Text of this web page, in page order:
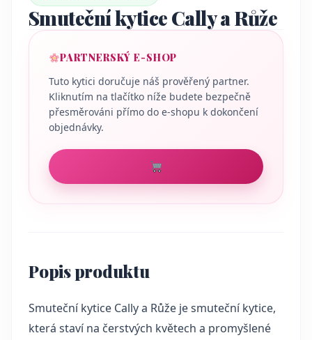
Smuteční kytice Cally a Růže
PARTNERSKÝ E-SHOP
Tuto kytici doručuje náš prověřený partner.
Kliknutím na tlačítko níže budete bezpečně
přesměrováni přímo do e-shopu k dokončení
objednávky.
Popis produktu
Smuteční kytice Cally a Růže je smuteční kytice,
která staví na čerstvých květech a promyšlené